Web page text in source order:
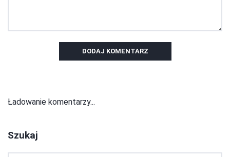
DODAJ KOMENTARZ
Ładowanie komentarzy...
Szukaj